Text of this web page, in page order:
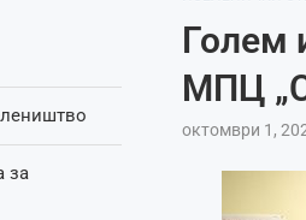
Голем
МПЦ
октомври 1,
за